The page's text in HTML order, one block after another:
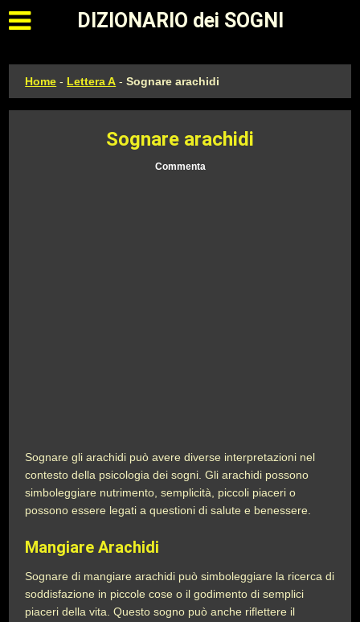
Apri il menu principale
DIZIONARIO dei SOGNI
Home - Lettera A -Sognare arachidi
Sognare arachidi
Commenta
Sognare gli arachidi può avere diverse interpretazioni nel
contesto della psicologia dei sogni. Gli arachidi possono
simboleggiare nutrimento, semplicità, piccoli piaceri o
possono essere legati a questioni di salute e benessere.
Mangiare Arachidi
Sognare di mangiare arachidi può simboleggiare la ricerca di
soddisfazione in piccole cose o il godimento di semplici
piaceri della vita. Questo sogno può anche riflettere il